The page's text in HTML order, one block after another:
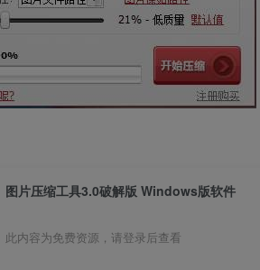
图片压缩工具3.0破解版 Windows版软件
此内容为免费资源，请登录后查看